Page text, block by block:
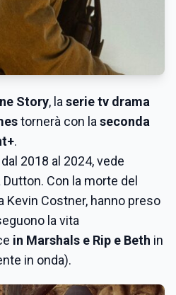
Story, la serie tv drama
tornerà con la seconda
.
2018 al 2024, vede
Con la morte del
Kevin Costner, hanno preso
la vita
in Marshals e Rip e Beth in
in onda).